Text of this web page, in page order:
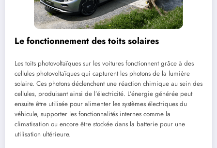
Le fonctionnement des toits solaires
Les toits photovoltaïques sur les voitures fonctionnent grâce à des
cellules photovoltaïques qui capturent les photons de la lumière
solaire. Ces photons déclenchent une réaction chimique au sein des
cellules, produisant ainsi de l’électricité. L’énergie générée peut
ensuite être utilisée pour alimenter les systèmes électriques du
véhicule, supporter les fonctionnalités internes comme la
climatisation ou encore être stockée dans la batterie pour une
utilisation ultérieure.